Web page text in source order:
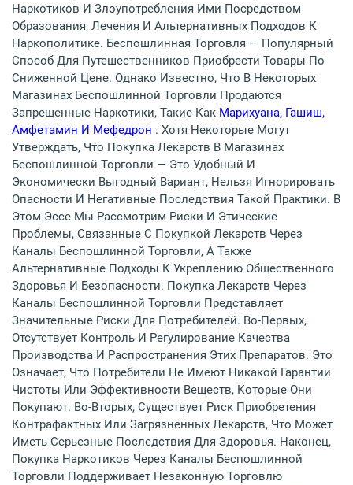
Наркотиков И Злоупотребления Ими Посредством
Образования, Лечения И Альтернативных Подходов К
Наркополитике. Беспошлинная Торговля — Популярный
Способ Для Путешественников Приобрести Товары По
Сниженной Цене. Однако Известно, Что В Некоторых
Магазинах Беспошлинной Торговли Продаются
Запрещенные Наркотики, Такие Как Марихуана, Гашиш,
Амфетамин И Мефедрон . Хотя Некоторые Могут
Утверждать, Что Покупка Лекарств В Магазинах
Беспошлинной Торговли — Это Удобный И
Экономически Выгодный Вариант, Нельзя Игнорировать
Опасности И Негативные Последствия Такой Практики. В
Этом Эссе Мы Рассмотрим Риски И Этические
Проблемы, Связанные С Покупкой Лекарств Через
Каналы Беспошлинной Торговли, А Также
Альтернативные Подходы К Укреплению Общественного
Здоровья И Безопасности. Покупка Лекарств Через
Каналы Беспошлинной Торговли Представляет
Значительные Риски Для Потребителей. Во-Первых,
Отсутствует Контроль И Регулирование Качества
Производства И Распространения Этих Препаратов. Это
Означает, Что Потребители Не Имеют Никакой Гарантии
Чистоты Или Эффективности Веществ, Которые Они
Покупают. Во-Вторых, Существует Риск Приобретения
Контрафактных Или Загрязненных Лекарств, Что Может
Иметь Серьезные Последствия Для Здоровья. Наконец,
Покупка Наркотиков Через Каналы Беспошлинной
Торговли Поддерживает Незаконную Торговлю